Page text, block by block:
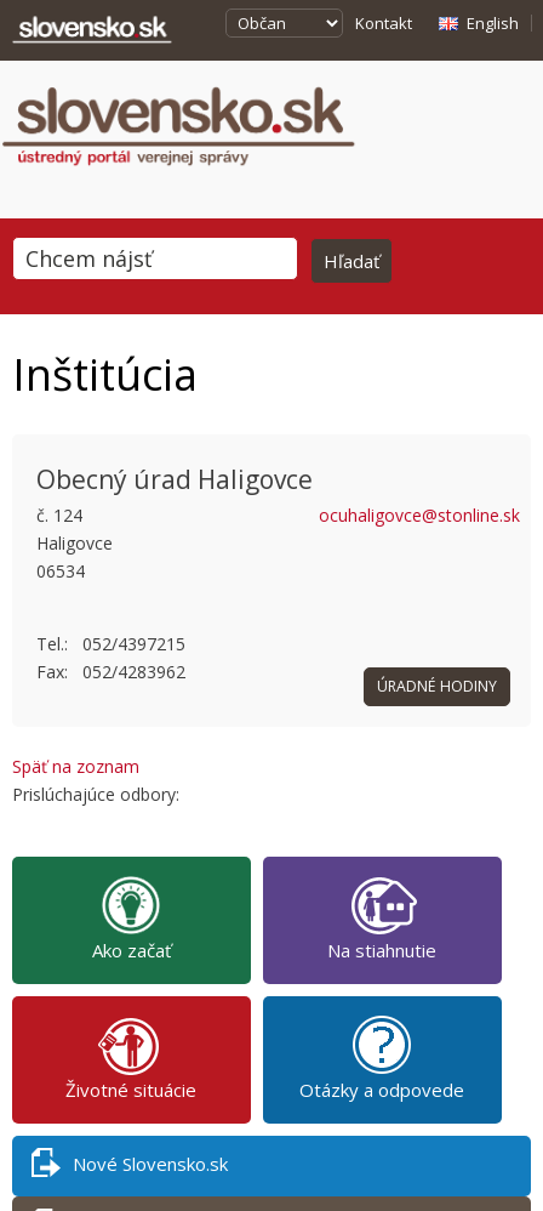
Kontakt English
Inštitúcia
This page can't load Google Maps correctly.
Obecný úrad Haligovce
č. 124
Haligovce
06534
ocuhaligovce@stonline.sk
Tel.: 052/4397215
Fax: 052/4283962
ÚRADNÉ HODINY
Späť na zoznam
Prislúchajúce odbory:
Ako začať Na stiahnutie
Životné situácie Otázky a odpovede
Nové Slovensko.sk